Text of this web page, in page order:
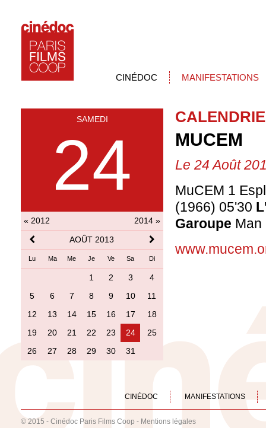
CINÉDOC MANIFESTATIONS
SAMEDI
24
« 2012
2014 »
AOÛT 2013
Lu Ma Me Je Ve Sa Di
1 2 3
4
5
6 7 8 9 10
11
12
13 14 15 16 17
18
19
20 21 22 23 24
25
26
27 28 29 30 31
MUCEM
Le 24 Août
MuCEM 1
(1966) 05'30
Garoupe Man
CINÉDOC MANIFESTATIONS
© 2015 - Cinédoc Paris Films Coop - Mentions légales